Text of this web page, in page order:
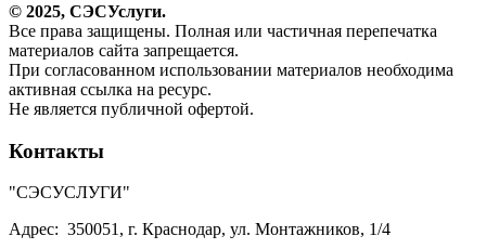
© 2025, СЭСУслуги.
Все права защищены. Полная или частичная перепечатка
материалов сайта запрещается.
При согласованном использовании материалов необходима
активная ссылка на ресурс.
Не является публичной офертой.
Контакты
"СЭСУСЛУГИ"
Адрес: 350051, г. Краснодар, ул. Монтажников, 1/4